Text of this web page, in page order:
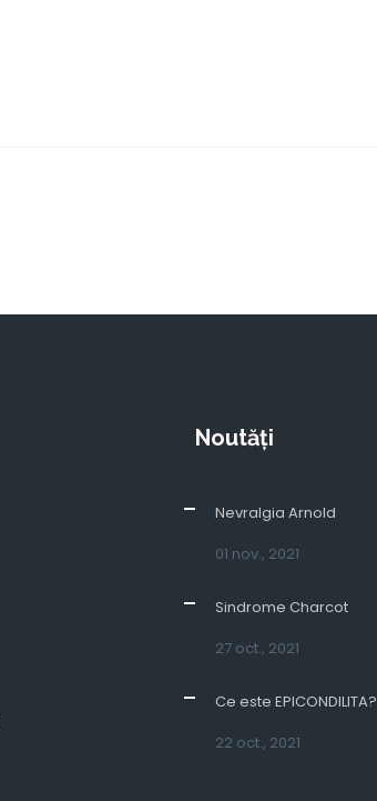
Noutăți
Nevralgia Arnold
01 nov., 2021
Sindrome Charcot
27 oct., 2021
Ce este EPICONDILITA?
22 oct., 2021